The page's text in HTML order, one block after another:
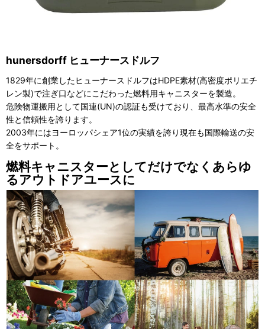
hunersdorff ヒューナースドルフ
1829年に創業したヒューナースドルフはHDPE素材(高密度ポリエチ
レン製)で注ぎ口などにこだわった燃料用キャニスターを製造。
危険物運搬用として国連(UN)の認証も受けており、最高水準の安全
性と信頼性を誇ります。
2003年にはヨーロッパシェア1位の実績を誇り現在も国際輸送の安
全をサポート。
燃料キャニスターとしてだけでなくあらゆ
るアウトドアユースに